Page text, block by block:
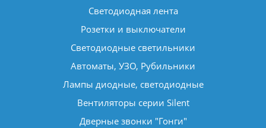
Светодиодная лента
Розетки и выключатели
Светодиодные светильники
Автоматы, УЗО, Рубильники
Лампы диодные, светодиодные
Вентиляторы серии Silent
Дверные звонки "Гонги"